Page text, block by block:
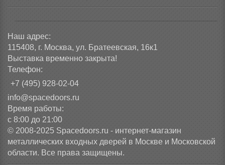
Наш адрес:
115408, г. Москва, ул. Братеевская, 16к1
Выставка временно закрыта!
Телефон:
+7 (495) 928-02-04
info@spacedoors.ru
Время работы:
с 8:00 до 21:00
© 2008-2025 Spacedoors.ru - интернет-магазин
металлических входных дверей в Москве и Московской
области. Все права защищены.